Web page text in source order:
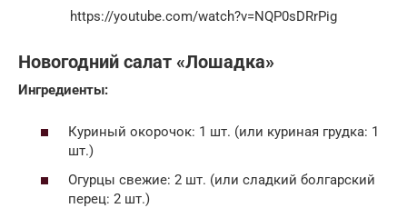
https://youtube.com/watch?v=NQP0sDRrPig
Новогодний салат «Лошадка»
Ингредиенты:
Куриный окорочок: 1 шт. (или куриная грудка: 1
шт.)
Огурцы свежие: 2 шт. (или сладкий болгарский
перец: 2 шт.)